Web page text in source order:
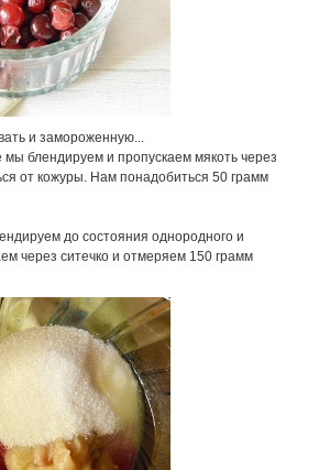
и замороженную...
блендируем и пропускаем мякоть через
от кожуры. Нам понадобиться 50 грамм
до состояния однородного и
через ситечко и отмеряем 150 грамм